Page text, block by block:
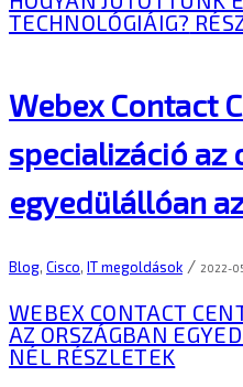
TECHNOLÓGIÁIG?
Webex Contact
specializáció az
egyedülállóan
Blog, Cisco, IT megoldások / 2022-
WEBEX CONTACT
AZ ORSZÁGBAN
NÉL RÉSZLETEK